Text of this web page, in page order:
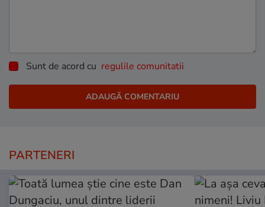
Sunt de acord cu regulile comunitatii
PARTENERI